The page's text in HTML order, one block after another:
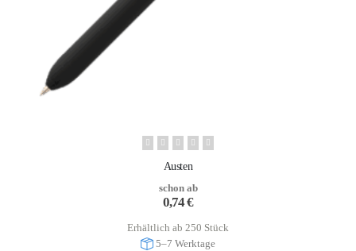
Austen
schon ab
0,74€
Erhältlich ab 250 Stück
5–7 Werktage